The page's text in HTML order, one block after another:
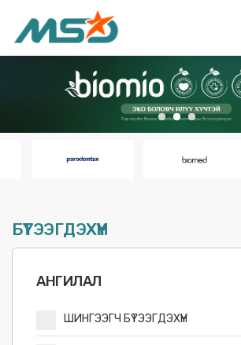
БҮТЭЭГДЭХҮҮН
АНГИЛАЛ
ШИНГЭЭГЧ БҮТЭЭГДЭХҮҮН